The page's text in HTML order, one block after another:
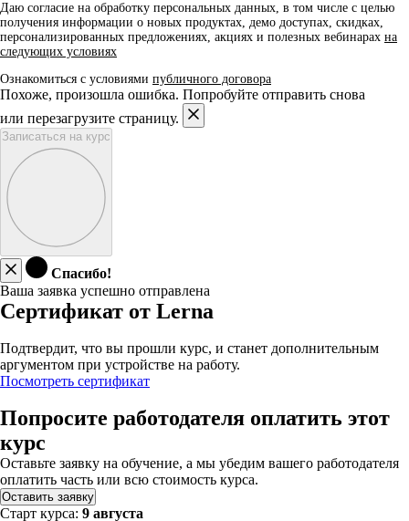
Даю согласие на обработку персональных данных, в том числе с целью
получения информации о новых продуктах, демо доступах, скидках,
персонализированных предложениях, акциях и полезных вебинарах на
следующих условиях
Ознакомиться с условиями публичного договора
Похоже, произошла ошибка. Попробуйте отправить снова
или перезагрузите страницу.
Записаться на курс
Спасибо!
Ваша заявка успешно отправлена
Сертификат от Lerna
Подтвердит, что вы прошли курс, и станет дополнительным
аргументом при устройстве на работу.
Посмотреть сертификат
Попросите работодателя оплатить этот
курс
Оставьте заявку на обучение, а мы убедим вашего работодателя
оплатить часть или всю стоимость курса.
Оставить заявку
Старт курса: 9 августа